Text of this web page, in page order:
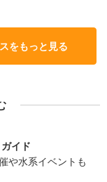
をもっと見る
イド
や水系イベントも